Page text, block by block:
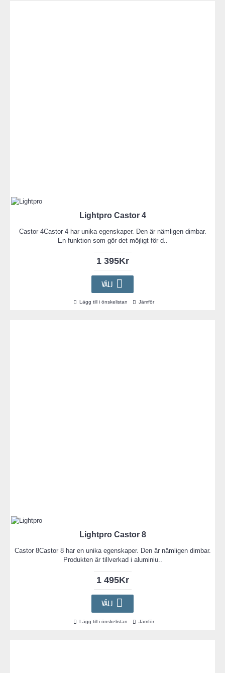
Lightpro Castor 4
Castor 4Castor 4 har unika egenskaper. Den är nämligen dimbar.
En funktion som gör det möjligt för d..
1 395Kr
VÄLJ
Lägg till i önskelistan Jämför
Lightpro Castor 8
Castor 8Castor 8 har en unika egenskaper. Den är nämligen dimbar.
Produkten är tillverkad i aluminiu..
1 495Kr
VÄLJ
Lägg till i önskelistan Jämför